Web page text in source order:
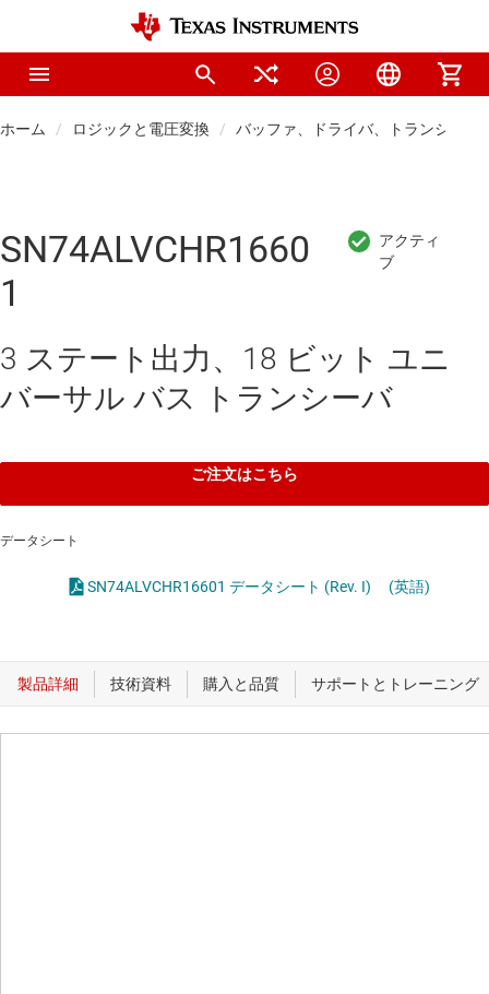
ホーム ロジックと電圧変換 バッファ、ドライバ、トランシーバ
SN74ALVCHR1660
1
3 ステート出力、18 ビット ユニ
バーサル バス トランシーバ
ご注文はこちら
データシート
SN74ALVCHR16601 データシート (Rev. I) (英語)